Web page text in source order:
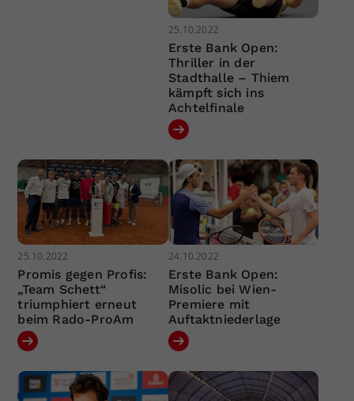
25.10.2022
Erste Bank Open:
Thriller in der
Stadthalle – Thiem
kämpft sich ins
Achtelfinale
25.10.2022
Promis gegen Profis:
„Team Schett“
triumphiert erneut
beim Rado-ProAm
24.10.2022
Erste Bank Open:
Misolic bei Wien-
Premiere mit
Auftaktniederlage